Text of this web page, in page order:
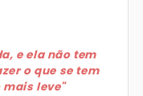
e ela não tem
o que se tem
mais leve"